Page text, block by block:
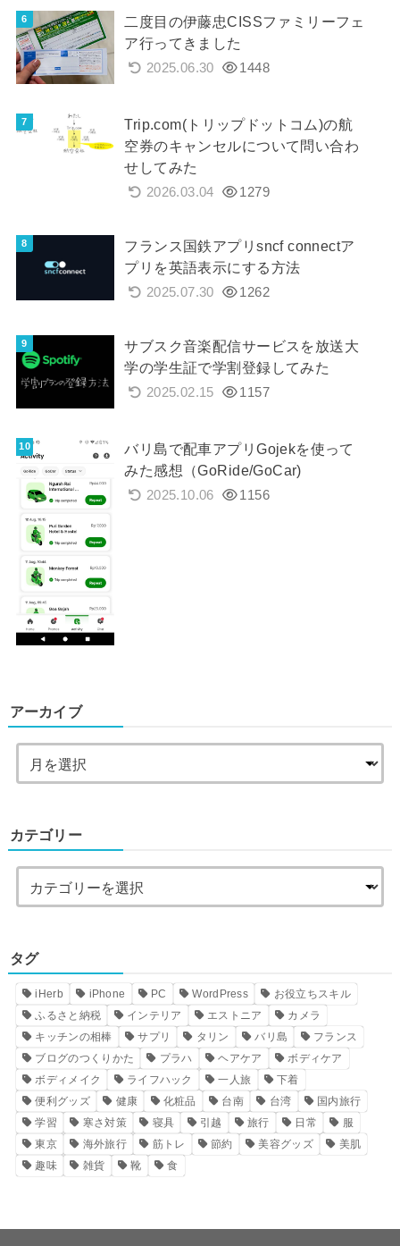
二度目の伊藤忠CISSファミリーフェ
ア行ってきました
2025.06.30 1448
Trip.com(トリップドットコム)の航
空券のキャンセルについて問い合わ
せしてみた
2026.03.04 1279
フランス国鉄アプリsncf connectア
プリを英語表示にする方法
2025.07.30 1262
サブスク音楽配信サービスを放送大
学の学生証で学割登録してみた
2025.02.15 1157
バリ島で配車アプリGojekを使って
みた感想（GoRide/GoCar)
2025.10.06 1156
アーカイブ
カテゴリー
タグ
iHerb iPhone PC WordPress
お役立ちスキル
ふるさと納税
インテリア エストニア
カメラ
キッチンの相棒
サプリ タリン バリ島
フランス
ブログのつくりかた
プラハ ヘアケア
ボディケア
ボディメイク
ライフハック 一人旅
下着
便利グッズ
健康 化粧品 台南 台湾
国内旅行
学習
寒さ対策 寝具 引越 旅行 日常
服
東京
海外旅行 筋トレ 節約 美容グッズ
美肌
趣味
雑貨 靴 食